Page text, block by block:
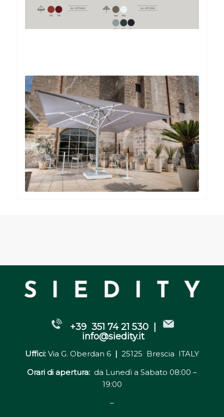
+39 351 74 21 530 |
info@siedity.it
Uffici: Via G. Oberdan 6 | 25125 Brescia ITALY
Orari di apertura: da Lunedì a Sabato 08:00 –
19:00
–